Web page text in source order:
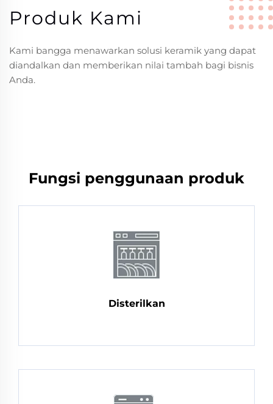
Produk Kami
Kami bangga menawarkan solusi keramik yang dapat
diandalkan dan memberikan nilai tambah bagi bisnis
Anda.
Fungsi penggunaan produk
Disterilkan